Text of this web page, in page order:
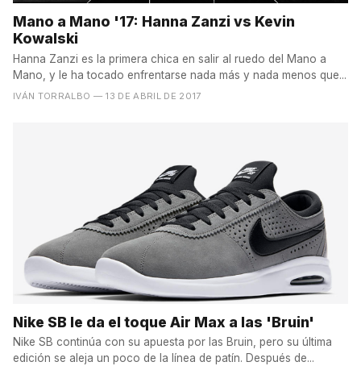
Mano a Mano '17: Hanna Zanzi vs Kevin
Kowalski
Hanna Zanzi es la primera chica en salir al ruedo del Mano a
Mano, y le ha tocado enfrentarse nada más y nada menos que...
IVÁN TORRALBO — 13 DE ABRIL DE 2017
Nike SB le da el toque Air Max a las 'Bruin'
Nike SB continúa con su apuesta por las Bruin, pero su última
edición se aleja un poco de la línea de patín. Después de...